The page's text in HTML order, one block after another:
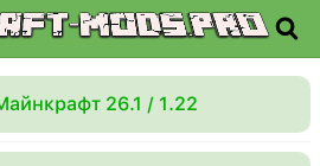
26.1 / 1.22